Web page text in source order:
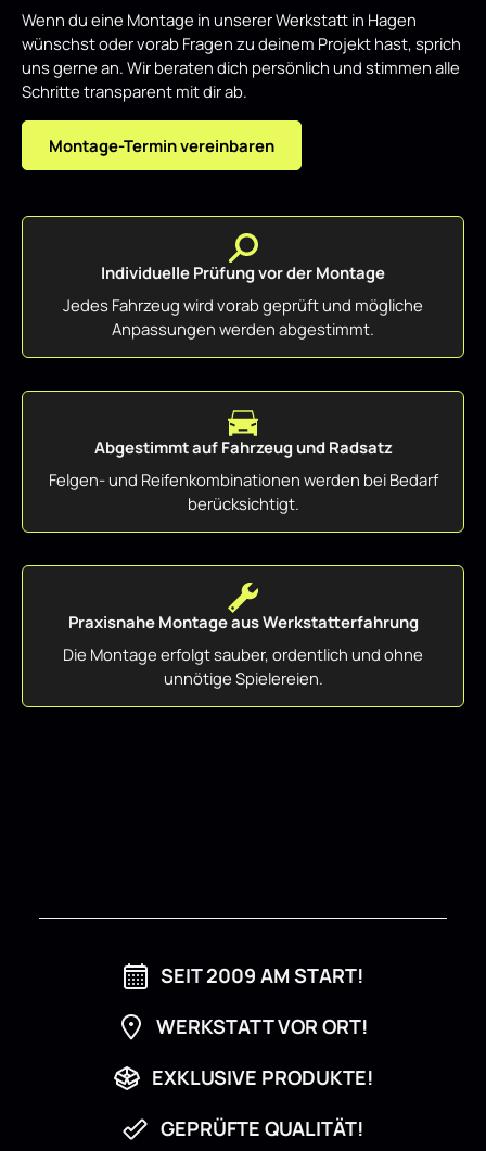
Wenn du eine Montage in unserer Werkstatt in Hagen
wünschst oder vorab Fragen zu deinem Projekt hast, sprich
uns gerne an. Wir beraten dich persönlich und stimmen alle
Schritte transparent mit dir ab.
Montage-Termin vereinbaren
Individuelle Prüfung vor der Montage
Jedes Fahrzeug wird vorab geprüft und mögliche
Anpassungen werden abgestimmt.
Abgestimmt auf Fahrzeug und Radsatz
Felgen- und Reifenkombinationen werden bei Bedarf
berücksichtigt.
Praxisnahe Montage aus Werkstatterfahrung
Die Montage erfolgt sauber, ordentlich und ohne
unnötige Spielereien.
SEIT 2009 AM START!
WERKSTATT VOR ORT!
EXKLUSIVE PRODUKTE!
GEPRÜFTE QUALITÄT!